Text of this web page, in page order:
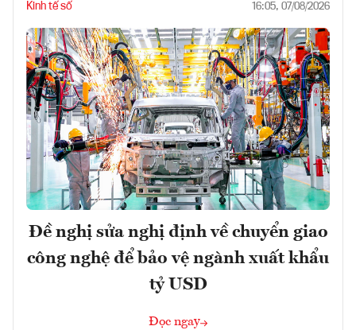
Kinh tế số 16:05, 07/08/2026
Đề nghị sửa nghị định về chuyển giao
công nghệ để bảo vệ ngành xuất khẩu
tỷ USD
Đọc ngay